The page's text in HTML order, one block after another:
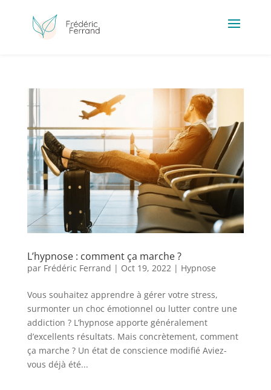
L’hypnose : comment ça marche ?
par Frédéric Ferrand | Oct 19, 2022| Hypnose
Vous souhaitez apprendre à gérer votre stress,
surmonter un choc émotionnel ou lutter contre une
addiction ? L’hypnose apporte généralement
d’excellents résultats. Mais concrètement, comment
ça marche ? Un état de conscience modifié Aviez-
vous déjà été...